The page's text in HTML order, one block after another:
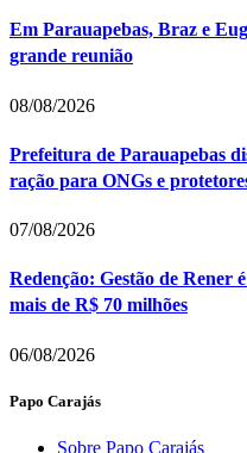
Em Parauapebas, Braz e
grande reunião
08/08/2026
Prefeitura de Parauapebas
ração para ONGs e
07/08/2026
Redenção: Gestão de Rener
mais de R$ 70 milhões
06/08/2026
Papo Carajás
Sobre Papo Carajás